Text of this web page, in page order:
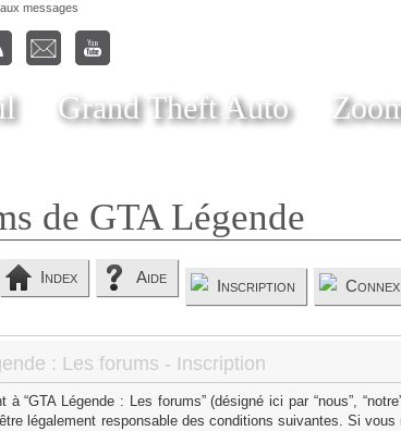
messages
Grand Theft Auto
de GTA Légende
Index Aide Inscription
: Les forums - Inscription
à “GTA Légende : Les forums” (désigné ici par “nous”,
légalement responsable des conditions suivantes. Si